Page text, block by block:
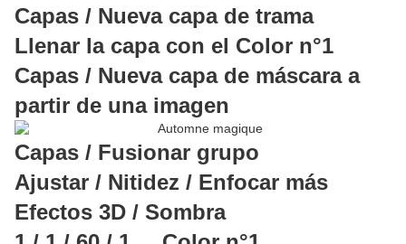
Capas / Nueva capa de trama
Llenar la capa con el Color n°1
Capas / Nueva capa de máscara a
partir de una imagen
Capas / Fusionar grupo
Ajustar / Nitidez / Enfocar más
Efectos 3D / Sombra